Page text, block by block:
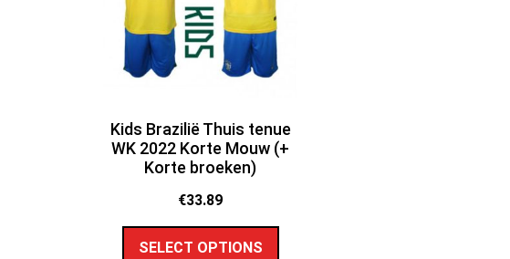
Kids Brazilië Thuis tenue
WK 2022 Korte Mouw (+
Korte broeken)
€33.89
SELECT OPTIONS